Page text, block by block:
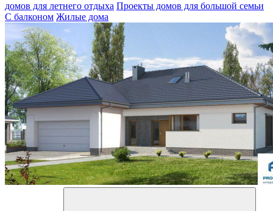
домов для летнего отдыха Проекты домов для большой семьи
С балконом Жилые дома